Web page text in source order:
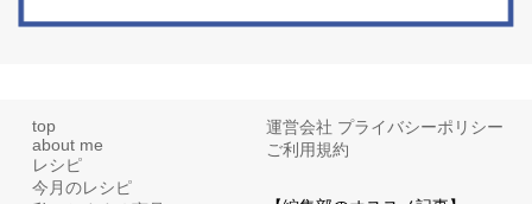
top
about me
レシピ
今月のレシピ
運営会社 プライバシーポリシー
ご利用規約